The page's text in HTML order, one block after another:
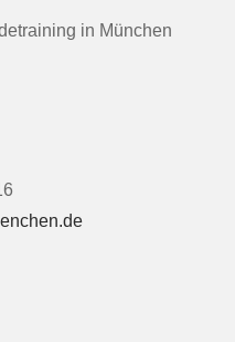
in München